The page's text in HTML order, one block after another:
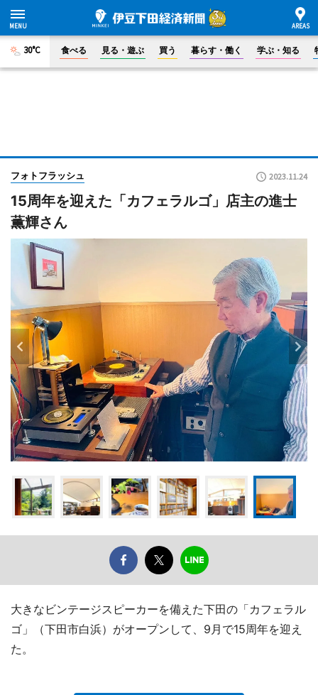
30°C 食べる 見る・遊ぶ 買う 暮らす・働く 学ぶ・知る
フォトフラッシュ 2023.11.24
15周年を迎えた「カフェラルゴ」店主の進士
薫輝さん
大きなビンテージスピーカーを備えた下田の「カフェラル
ゴ」（下田市白浜）がオープンして、9月で15周年を迎え
た。